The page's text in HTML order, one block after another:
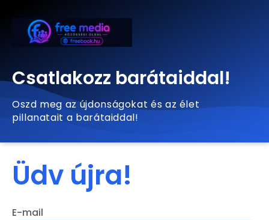
Csatlakozz barátaiddal!
Oszd meg az újdonságokat és az élet
pillanatait a barátaiddal!
Üdv újra!
E-mail